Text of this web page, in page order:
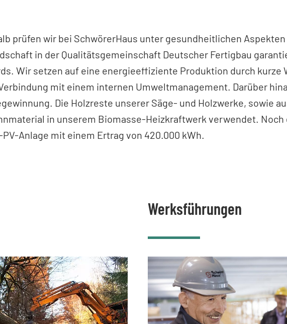
prüfen wir bei SchwörerHaus unter gesundheitlichen
in der Qualitätsgemeinschaft Deutscher Fertigbau
Wir setzen auf eine energieeffiziente Produktion durch kurze
mit einem internen Umweltmanagement. Darüber
Die Holzreste unserer Säge- und Holzwerke, sowie
in unserem Biomasse-Heizkraftwerk verwendet. Noch
Anlage mit einem Ertrag von 420.000 kWh.
Werksführungen